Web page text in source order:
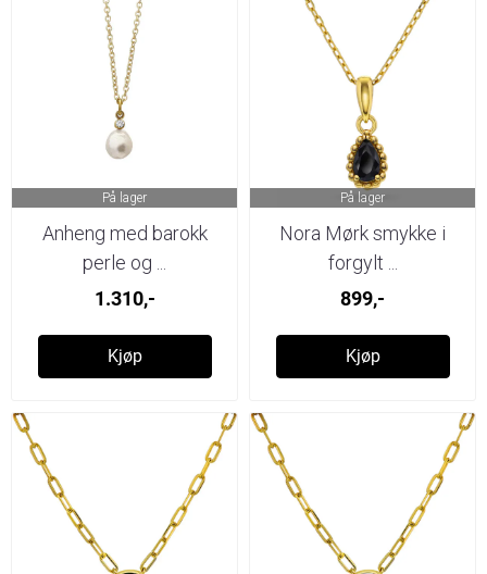
På lager
Anheng med barokk
perle og ...
1.310,-
Kjøp
På lager
Nora Mørk smykke i
forgylt ...
899,-
Kjøp